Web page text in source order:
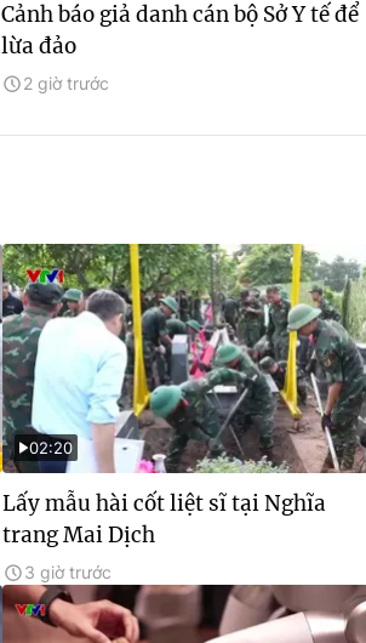
Cảnh báo giả danh cán bộ Sở Y tế để
lừa đảo
2 giờ trước
02:20
Lấy mẫu hài cốt liệt sĩ tại Nghĩa
trang Mai Dịch
3 giờ trước